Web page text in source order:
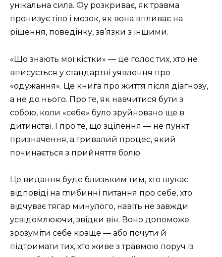
унікальна сила. Фу розкриває, як травма
пронизує тіло і мозок, як вона впливає на
рішення, поведінку, зв’язки з іншими.
«Що знають мої кістки» — це голос тих, хто не
вписується у стандартні уявлення про
«одужання». Це книга про життя після діагнозу,
а не до нього. Про те, як навчитися бути з
собою, коли «себе» було зруйновано ще в
дитинстві. І про те, що зцілення — не пункт
призначення, а тривалий процес, який
починається з прийняття болю.
Це видання буде близьким тим, хто шукає
відповіді на глибинні питання про себе, хто
відчуває тягар минулого, навіть не завжди
усвідомлюючи, звідки він. Воно допоможе
зрозуміти себе краще — або почути й
підтримати тих, хто живе з травмою поруч із